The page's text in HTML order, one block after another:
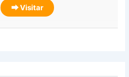
⮕ Visitar